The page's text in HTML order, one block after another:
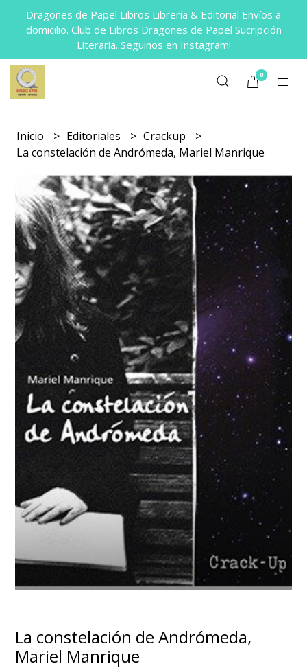
Dragones de Papel Libros Librería & Editorial Envíos a
domicilio. Club de Libros Dragones de Papel Sucripción
Literaria. Seguinos en Instagram!
0
Inicio Editoriales
Crackup
La constelación de Andrómeda, Mariel Manrique
La constelación de Andrómeda,
Mariel Manrique